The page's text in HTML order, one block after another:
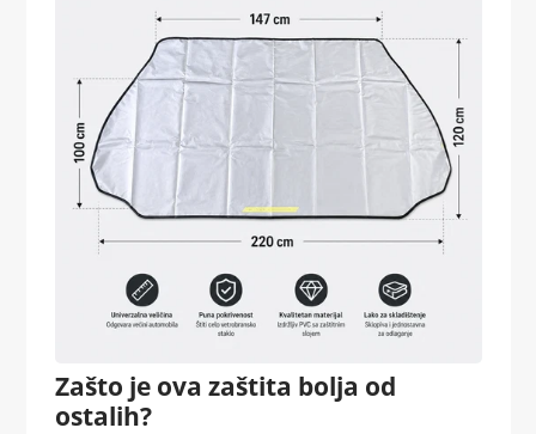
Zašto je ova zaštita bolja od
ostalih?